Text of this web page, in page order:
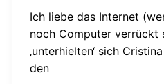
Ich liebe das Internet
noch Computer verrückt
‚unterhielten‘ sich
den